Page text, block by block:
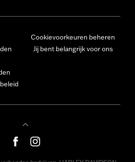
Cookievoorkeuren beheren
Jij bent belangrijk voor ons